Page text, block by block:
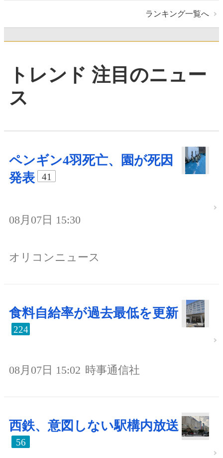
ランキング一覧へ
トレンド 注目のニュー
ス
ペンギン4羽死亡、園が死因
発表
41
08月07日 15:30
オリコンニュース
食料自給率が過去最低を更新
224
08月07日 15:02 時事通信社
西鉄、意図しない駅構内放送
56